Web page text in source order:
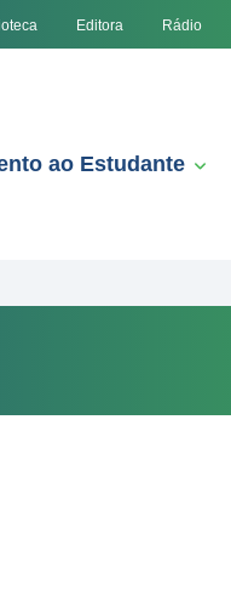
Editora Rádio
ao Estudante